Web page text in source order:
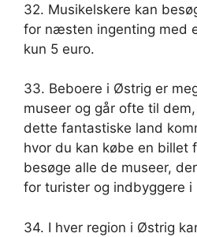
32. Musikelskere kan
for næsten ingenting med
kun 5 euro.
33. Beboere i Østrig er
museer og går ofte til
dette fantastiske land
hvor du kan købe en billet
besøge alle de museer,
for turister og indbyggere i
34. I hver region i Østrig